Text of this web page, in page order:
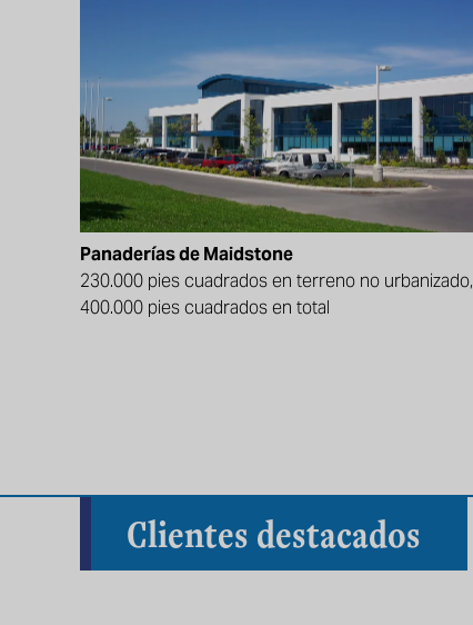
Panaderías de Maidstone
230.000 pies cuadrados en terreno no urbanizado,
400.000 pies cuadrados en total
Clientes destacados